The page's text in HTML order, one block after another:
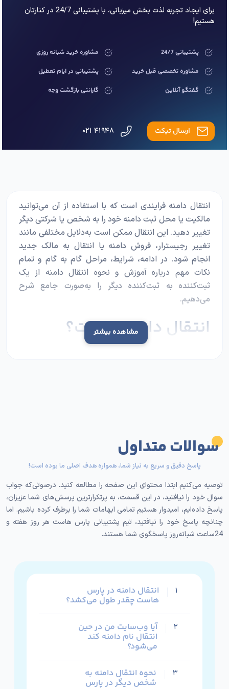
برای ایجاد تجربه لذت بخش میزبانی، با پشتیبانی 24/7 در کنارتان
هستیم!
پشتیبانی 24/7
مشاوره خرید شبانه روزی
مشاوره تخصصی قبل خرید
پشتیبانی در ایام تعطیل
گفتگو آنلاین
گارانتی بازگشت وجه
ارسال تیکت
انتقال دامنه فرایندی است که با استفاده از آن می‌توانید
مالکیت یا محل ثبت دامنه خود را به شخص یا شرکتی دیگر
تغییر دهید. این انتقال ممکن است به‌دلایل مختلفی مانند
تغییر رجیسترار، فروش دامنه یا انتقال به مالک جدید
انجام شود. در ادامه، شرایط، مراحل گام به گام و تمام
نکات مهم درباره آموزش و نحوه انتقال دامنه از یک
ثبت‌کننده به ثبت‌کننده دیگر را به‌صورت جامع شرح
می‌دهیم.
انتقال دامنه چیست؟
آگاهی از قوانین و سیاست‌های هر دو شرکت
دامنه پس از ثبت یا تغییر اطلاعات مالک و یا تمدید دامنه،
الزامی است. علاوه‌‌‌بر رعایت اصول امنیتی در فرایند انتقال
دامنه، دقت در تنظیمات DNS و نیم‌سرورها ضرورت دارد تا
از بروز هرگونه اختلال در دسترس‌پذیری وب‌سایت شما
جلوگیری شود.
دامنه به هاست دیگر
هستیم؟
کاربران ممکن است به‌دلایل مختلفی تصمیم بگیرند
ثبت‌کننده دامنه خود را تغییر دهند. از جمله این دلایل
می‌توانیم به هزینه‌های بالا، پشتیبانی ضعیف، عدم ارائه
کنیم. علاوه‌بر این، ممکن است کاربران بخواهند تمامی
مشاهده بیشتر
سوالات متداول
پاسخ دقیق و سریع به نیاز شما، همواره هدف اصلی ما بوده است!
توصیه می‌کنیم ابتدا محتوای این صفحه را مطالعه کنید. درصوتی‌که جواب
سوال خود را نیافتید، در این قسمت، به پرتکرارترین پرسش‌های شما عزیزان،
پاسخ داده‌ایم، امیدوار هستیم تمامی ابهامات شما را برطرف کرده باشیم. اما
چنانچه پاسخ خود را نیافتید، تیم پشتیبانی پارس هاست هر روز هفته و
24ساعت شبانه‌روز پاسخگوی شما هستند.
۱ انتقال دامنه در پارس
هاست چقدر طول می‌کشد؟
۲ آیا وب‌سایت من در حین
انتقال نام دامنه کند
می‌شود؟
۳ نحوه انتقال دامنه به
شخص دیگر در پارس